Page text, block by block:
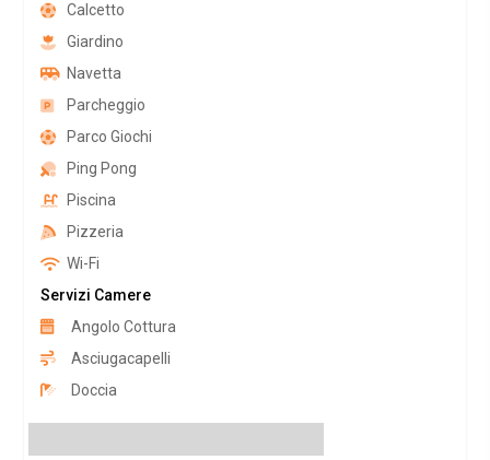
Calcetto
Giardino
Navetta
Parcheggio
Parco Giochi
Ping Pong
Piscina
Pizzeria
Wi-Fi
Servizi Camere
Angolo Cottura
Asciugacapelli
Doccia